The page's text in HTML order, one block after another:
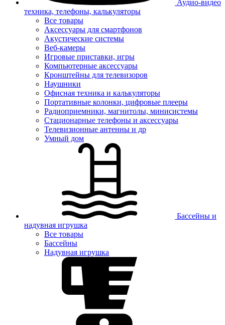
Аудио-видео
техника, телефоны, калькуляторы
Все товары
Аксессуары для смартфонов
Акустические системы
Веб-камеры
Игровые приставки, игры
Компьютерные аксессуары
Кронштейны для телевизоров
Наушники
Офисная техника и калькуляторы
Портативные колонки, цифровые плееры
Радиоприемники, магнитолы, минисистемы
Стационарные телефоны и аксессуары
Телевизионные антенны и др
Умный дом
Бассейны и
надувная игрушка
Все товары
Бассейны
Надувная игрушка